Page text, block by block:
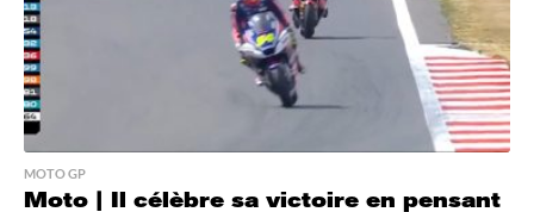
MOTO GP
Moto | Il célèbre sa victoire en pensant